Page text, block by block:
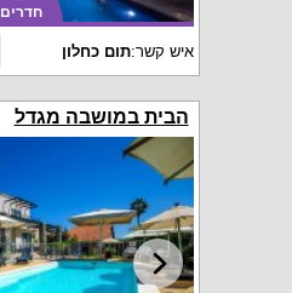
חדרים
איש קשר:תום כחלון
הבית במושבה מגדל